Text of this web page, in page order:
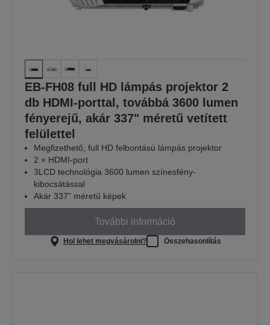
EB-FH08 full HD lámpás projektor 2
db HDMI-porttal, továbbá 3600 lumen
fényerejű, akár 337" méretű vetített
felülettel
Megfizethető, full HD felbontású lámpás projektor
2 × HDMI-port
3LCD technológia 3600 lumen színesfény-
kibocsátással
Akár 337” méretű képek
További információ
Hol lehet megvásárolni? Összehasonlítás